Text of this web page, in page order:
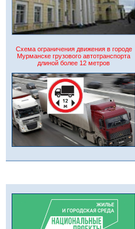
Схема ограничения движения в городе
Мурманске грузового автотранспорта
длиной более 12 метров